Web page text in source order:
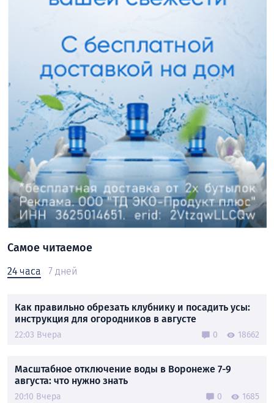
Самое читаемое
24 часа 7 дней
Как правильно обрезать клубнику и посадить усы:
инструкция для огородников в августе
22:03 Вчера 0 18662
Масштабное отключение воды в Воронеже 7-9
августа: что нужно знать
20:10 Вчера 0 1685